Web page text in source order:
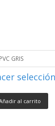
selección
al carrito